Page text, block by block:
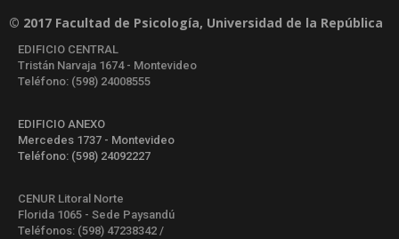
© 2017 Facultad de Psicología, Universidad de la República
EDIFICIO CENTRAL
Tristán Narvaja 1674 - Montevideo
Teléfono: (598) 24008555
EDIFICIO ANEXO
Mercedes 1737 - Montevideo
Teléfono: (598) 24092227
CENUR Litoral Norte
Florida 1065 - Sede Paysandú
Teléfonos: (598) 47238342 /